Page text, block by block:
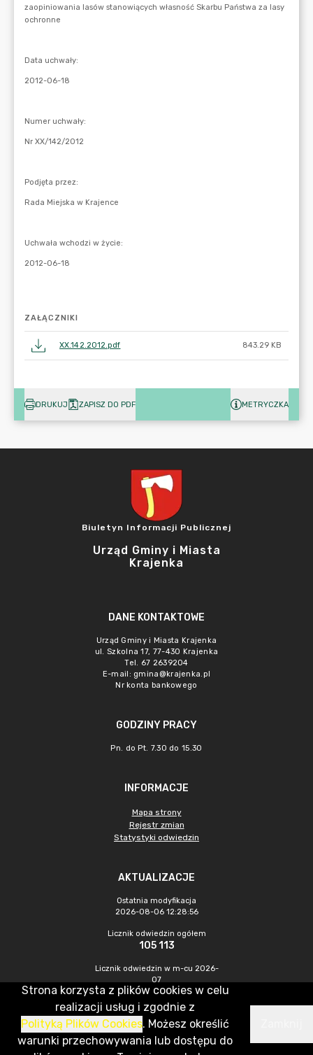
ZAŁĄCZNIKI
XX.142.2012.pdf 843.29 KB
DRUKUJ ZAPISZ DO PDF METRYCZKA
Biuletyn Informacji Publicznej
Urząd Gminy i Miasta
Krajenka
DANE KONTAKTOWE
Urząd Gminy i Miasta Krajenka
ul. Szkolna 17, 77-430 Krajenka
Tel. 67 2639204
E-mail: gmina@krajenka.pl
Nr konta bankowego
GODZINY PRACY
Pn. do Pt. 7.30 do 15.30
INFORMACJE
Mapa strony
Rejestr zmian
Statystyki odwiedzin
AKTUALIZACJE
Ostatnia modyfikacja
2026-08-06 12:28:56
Licznik odwiedzin ogółem
105 113
Licznik odwiedzin w m-cu 2026-
07
489
CMS & Hosting: Nefeni Sp. z o.o.
Strona korzysta z plików cookies w celu
realizacji usług i zgodnie z
Polityką Plików Cookies. Możesz określić
warunki przechowywania lub dostępu do